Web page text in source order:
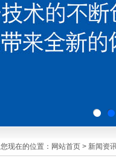
您现在的位置： 网站首页 > 新闻资